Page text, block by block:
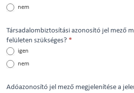
nem
Társadalombiztosítási azonosító jel mező
felületen szükséges? *
igen
nem
Adóazonosító jel mező megjelenítése a